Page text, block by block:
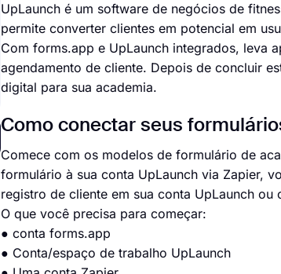
UpLaunch é um software de negócios de
permite converter clientes em potencial em
Com forms.app e UpLaunch integrados, leva
agendamento de cliente. Depois de concluir
digital para sua academia.
Como conectar seus
Comece com os modelos de formulário de
formulário à sua conta UpLaunch via Zapier,
registro de cliente em sua conta UpLaunch ou
O que você precisa para começar:
● conta forms.app
● Conta/espaço de trabalho UpLaunch